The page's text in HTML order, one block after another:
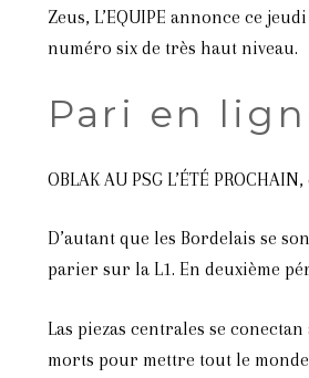
Zeus, L’EQUIPE annonce ce
numéro six de très haut niveau.
Pari en
OBLAK AU PSG L’ÉTÉ
D’autant que les Bordelais se
parier sur la L1. En deuxième
Las piezas centrales se
morts pour mettre tout le